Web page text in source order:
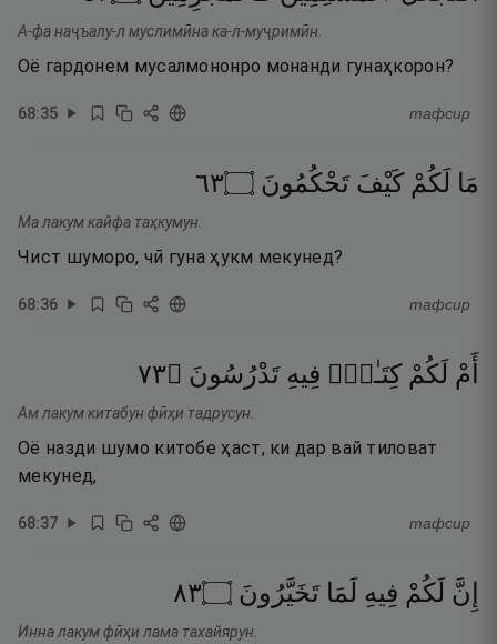
А-фа наҷъалу-л муслимӣна ка-л-муҷримӣн.
Оё гардонем мусалмононро монанди гунаҳкорон?
68:35 тафсир
مَا لَكُمْ كَيْفَ تَحْكُمُونَ ۝٣٦
Ма лакум кайфа таҳкумун.
Чист шуморо, чӣ гуна ҳукм мекунед?
68:36 тафсир
أَمْ لَكُمْ كِتَـٰبٌۭ فِيهِ تَدْرُسُونَ ۝٣٧
Ам лакум китабун фӣҳи тадрусун.
Оё назди шумо китобе ҳаст, ки дар вай тиловат
мекунед,
68:37 тафсир
إِنَّ لَكُمْ فِيهِ لَمَا تَخَيَّرُونَ ۝٣٨
Инна лакум фӣҳи лама тахайярун.